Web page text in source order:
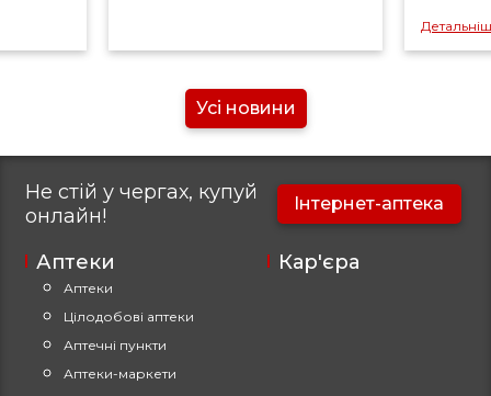
Усі новини
Не стій у чергах, купуй
онлайн!
Інтернет-аптека
Аптеки
Аптеки
Цілодобові аптеки
Аптечні пункти
Аптеки-маркети
Кар'єра